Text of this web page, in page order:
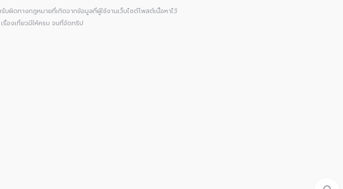
ผิดทางกฎหมายที่เกิดจากข้อมูลที่ผู้ใช้งานเว็บไซต์โพสต์เนื้อหาไว้
เรื่องเที่ยวมีให้ครบ จบที่จัดทริป